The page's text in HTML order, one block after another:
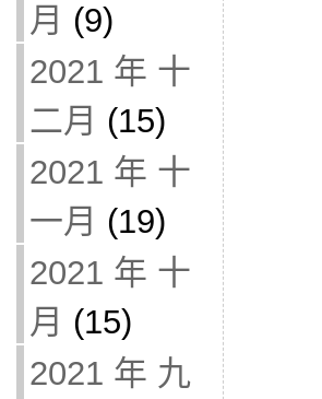
月 (9)
2021 年 十
二月 (15)
2021 年 十
一月 (19)
2021 年 十
月 (15)
2021 年 九